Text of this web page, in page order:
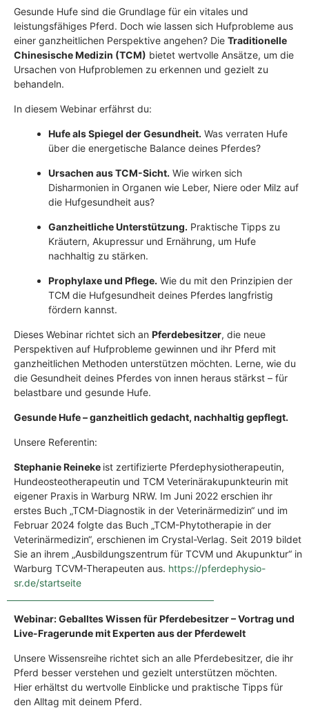
Gesunde Hufe sind die Grundlage für ein vitales und
leistungsfähiges Pferd. Doch wie lassen sich Hufprobleme aus
einer ganzheitlichen Perspektive angehen? Die Traditionelle
Chinesische Medizin (TCM) bietet wertvolle Ansätze, um die
Ursachen von Hufproblemen zu erkennen und gezielt zu
behandeln.
In diesem Webinar erfährst du:
Hufe als Spiegel der Gesundheit. Was verraten Hufe
über die energetische Balance deines Pferdes?
Ursachen aus TCM-Sicht. Wie wirken sich
Disharmonien in Organen wie Leber, Niere oder Milz auf
die Hufgesundheit aus?
Ganzheitliche Unterstützung. Praktische Tipps zu
Kräutern, Akupressur und Ernährung, um Hufe
nachhaltig zu stärken.
Prophylaxe und Pflege. Wie du mit den Prinzipien der
TCM die Hufgesundheit deines Pferdes langfristig
fördern kannst.
Dieses Webinar richtet sich an Pferdebesitzer, die neue
Perspektiven auf Hufprobleme gewinnen und ihr Pferd mit
ganzheitlichen Methoden unterstützen möchten. Lerne, wie du
die Gesundheit deines Pferdes von innen heraus stärkst – für
belastbare und gesunde Hufe.
Gesunde Hufe – ganzheitlich gedacht, nachhaltig gepflegt.
Unsere Referentin:
Stephanie Reineke ist zertifizierte Pferdephysiotherapeutin,
Hundeosteotherapeutin und TCM Veterinärakupunkteurin mit
eigener Praxis in Warburg NRW. Im Juni 2022 erschien ihr
erstes Buch „TCM-Diagnostik in der Veterinärmedizin“ und im
Februar 2024 folgte das Buch „TCM-Phytotherapie in der
Veterinärmedizin“, erschienen im Crystal-Verlag. Seit 2019 bildet
Sie an ihrem „Ausbildungszentrum für TCVM und Akupunktur“ in
Warburg TCVM-Therapeuten aus. https://pferdephysio-
sr.de/startseite
Webinar: Geballtes Wissen für Pferdebesitzer – Vortrag und
Live-Fragerunde mit Experten aus der Pferdewelt
Unsere Wissensreihe richtet sich an alle Pferdebesitzer, die ihr
Pferd besser verstehen und gezielt unterstützen möchten.
Hier erhältst du wertvolle Einblicke und praktische Tipps für
den Alltag mit deinem Pferd.